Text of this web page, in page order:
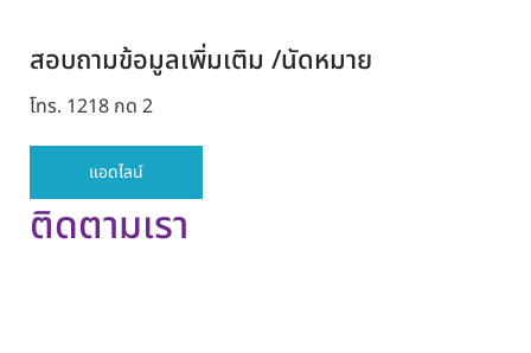
สอบถามข้อมูลเพิ่มเติม /นัดหมาย
โทร. 1218 กด 2
แอดไลน์
ติดตามเรา